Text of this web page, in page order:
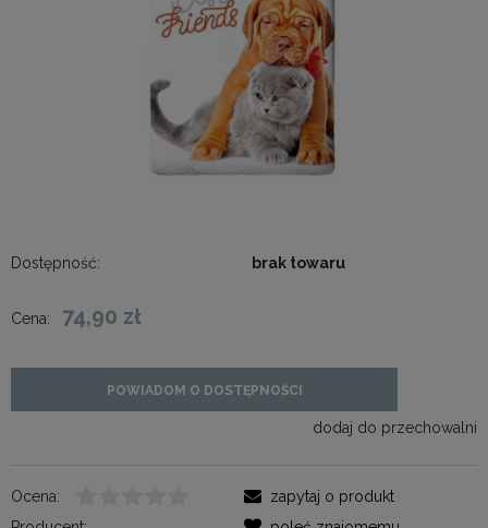
Dostępność: brak towaru
Cena: 74,90 zł
POWIADOM O DOSTĘPNOŚCI
dodaj do przechowalni
Ocena:
zapytaj o produkt